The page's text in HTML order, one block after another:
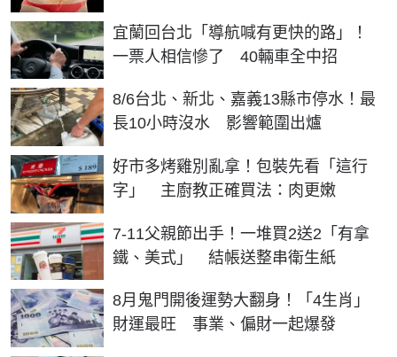
宜蘭回台北「導航喊有更快的路」！
一票人相信慘了 40輛車全中招
8/6台北、新北、嘉義13縣市停水！最
長10小時沒水 影響範圍出爐
好市多烤雞別亂拿！包裝先看「這行
字」 主廚教正確買法：肉更嫩
7-11父親節出手！一堆買2送2「有拿
鐵、美式」 結帳送整串衛生紙
8月鬼門開後運勢大翻身！「4生肖」
財運最旺 事業、偏財一起爆發